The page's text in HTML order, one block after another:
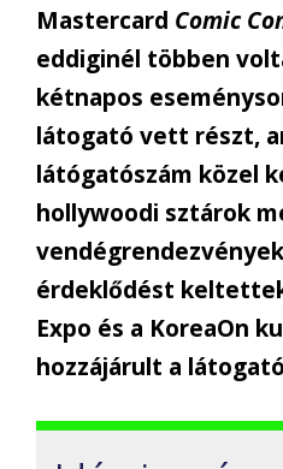
Mastercard Comic
eddiginél többen
kétnapos
látogató vett részt,
látógatószám közel
hollywoodi sztárok
érdeklődést
Expo és a KoreaOn
hozzájárult a